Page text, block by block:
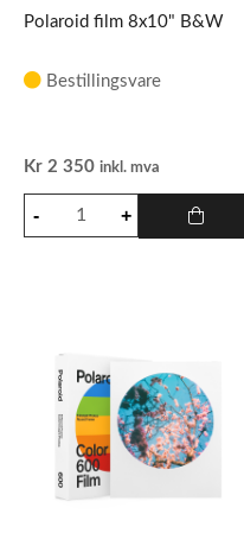
Polaroid film 8x10" B&W
Bestillingsvare
Kr 2 350 inkl. mva